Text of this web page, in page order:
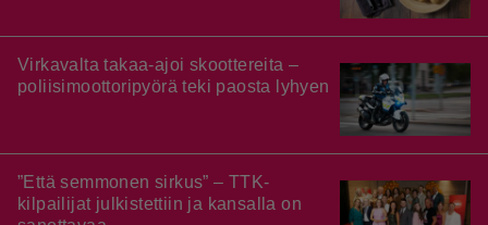
Virkavalta takaa-ajoi skoottereita –
poliisimoottoripyörä teki paosta lyhyen
”Että semmonen sirkus” – TTK-
kilpailijat julkistettiin ja kansalla on